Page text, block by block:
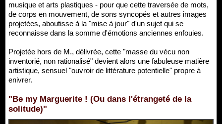
musique et arts plastiques - pour que cette traversée de mots,
de corps en mouvement, de sons syncopés et autres images
projetées, aboutisse à la "mise à jour" d'un sujet qui se
reconnaisse dans la somme d'émotions anciennes enfouies.
Projetée hors de M., délivrée, cette "masse du vécu non
inventorié, non rationalisé" devient alors une fabuleuse matière
artistique, sensuel "ouvroir de littérature potentielle" propre à
enivrer.
"Be my Marguerite ! (Ou dans l'étrangeté de la
solitude)"